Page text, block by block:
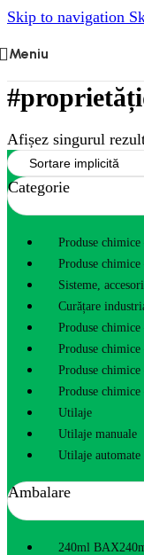
Skip to navigation
Meniu
Afișez singurul
Categorie
Produse
Produse
Sisteme,
Curățare
Produse
Produse
Produse
Produse
Utilaje
Utilaje manuale
Utilaje automate
Ambalare
240ml BAX